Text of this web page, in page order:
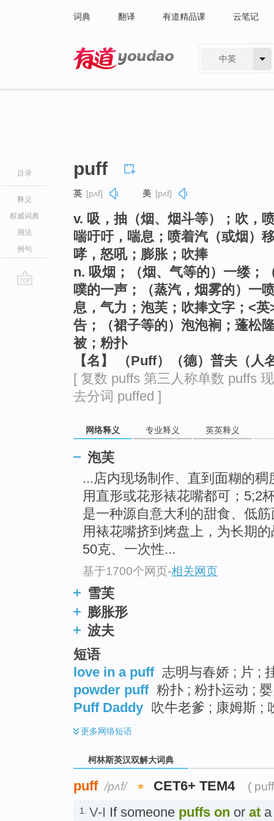
词典 翻译 有道精品课 云笔记
中英
目录
释义
权威词典
用法
例句
puff
英 [pʌf] 美 [pʌf]
v. 吸，抽（烟、烟斗等）；吹，
喘吁吁，喘息；喷着汽（或烟）
哮，怒吼；膨胀；吹捧
n. 吸烟；（烟、气等的）一缕；
噗的一声；（蒸汽，烟雾的）一
息，气力；泡芙；吹捧文字；<
告；（裙子等的）泡泡裥；蓬松
被；粉扑
【名】 （Puff）（德）普夫（人
[ 复数 puffs 第三人称单数 puffs
去分词 puffed ]
网络释义 专业释义 英英释义
泡芙
...店内现场制作、直到面糊的
用直形或花形裱花嘴都可；5;2
是一种源自意大利的甜食、低
用裱花嘴挤到烤盘上，为长期
50克、一次性...
基于1700个网页-相关网页
雪芙
膨胀形
波夫
短语
love in a puff 志明与春娇 ; 片 ;
powder puff 粉扑 ; 粉扑运动 ;
Puff Daddy 吹牛老爹 ; 康姆斯 ;
更多网络短语
柯林斯英汉双解大词典
puff /pʌf/ CET6+ TEM4 (
1. V-I If someone puffs on or at